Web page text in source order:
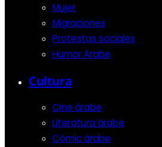
Mujer
Migraciones
Protestas sociales
Humor Árabe
Cultura
Cine árabe
Literatura árabe
Cómic árabe